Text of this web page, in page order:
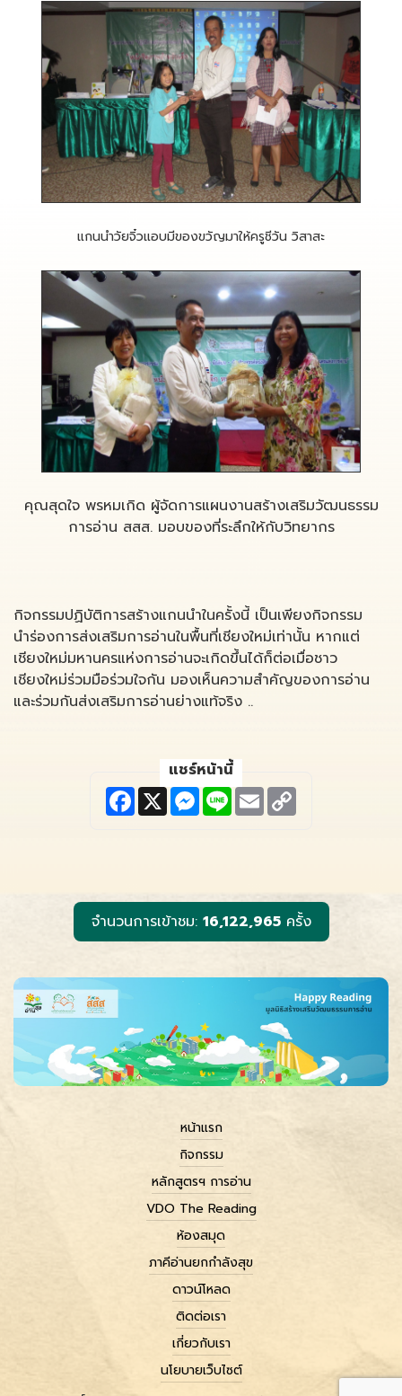
แกนนำวัยจิ๋วแอบมีของขวัญมาให้ครูชีวัน วิสาสะ
คุณสุดใจ พรหมเกิด ผู้จัดการแผนงานสร้างเสริมวัฒนธรรม
การอ่าน สสส. มอบของที่ระลึกให้กับวิทยากร
กิจกรรมปฏิบัติการสร้างแกนนำในครั้งนี้ เป็นเพียงกิจกรรม
นำร่องการส่งเสริมการอ่านในพื้นที่เชียงใหม่เท่านั้น หากแต่
เชียงใหม่มหานครแห่งการอ่านจะเกิดขึ้นได้ก็ต่อเมื่อชาว
เชียงใหม่ร่วมมือร่วมใจกัน มองเห็นความสำคัญของการอ่าน
และร่วมกันส่งเสริมการอ่านย่างแท้จริง ..
แชร์หน้านี้
F
a
c
X M
e
s
r
L
n
E
m
a
k
จำนวนการเข้าชม: 16,122,965ครั้ง
หน้าแรก
กิจกรรม
หลักสูตรฯ การอ่าน
VDO The Reading
ห้องสมุด
ภาคีอ่านยกกำลังสุข
ดาวน์โหลด
ติดต่อเรา
เกี่ยวกับเรา
นโยบายเว็บไซต์